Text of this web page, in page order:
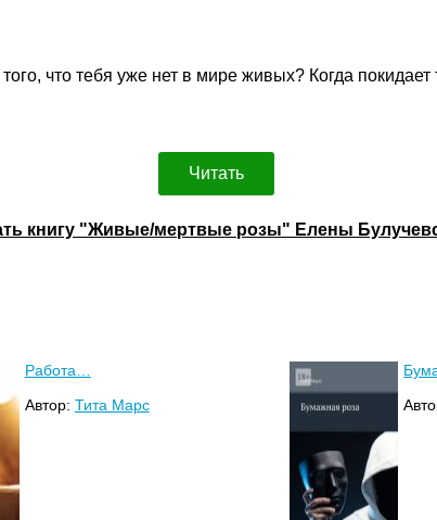
что тебя уже нет в мире живых? Когда
Читать
книгу "Живые/мертвые розы" Елены
Работа…
Автор: Тита Марс